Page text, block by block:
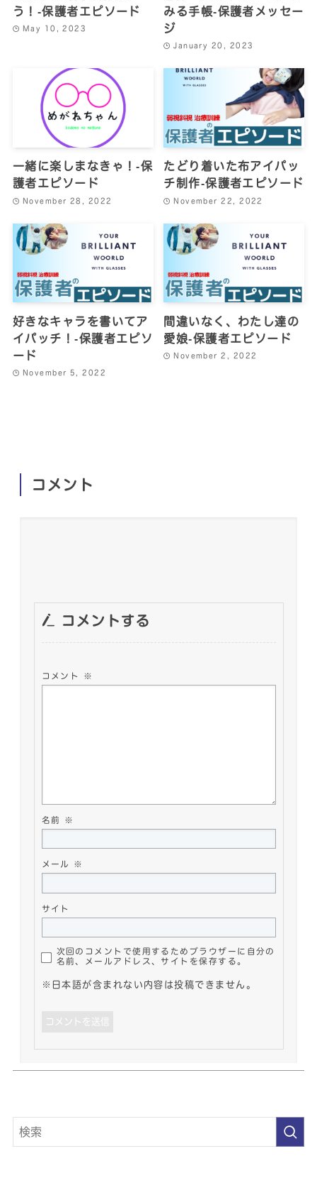
う！‐保護者エピソード
May 10, 2023
みる手帳‐保護者メッセー
ジ
January 20, 2023
一緒に楽しまなきゃ！‐保
護者エピソード
November 28, 2022
たどり着いた布アイパッ
チ制作‐保護者エピソード
November 22, 2022
好きなキャラを書いてア
イパッチ！‐保護者エピソ
ード
November 5, 2022
間違いなく、わたし達の
愛娘‐保護者エピソード
November 2, 2022
コメント
コメントする
コメント ※
名前 ※
メール ※
サイト
次回のコメントで使用するためブラウザーに自分の
名前、メールアドレス、サイトを保存する。
※日本語が含まれない内容は投稿できません。